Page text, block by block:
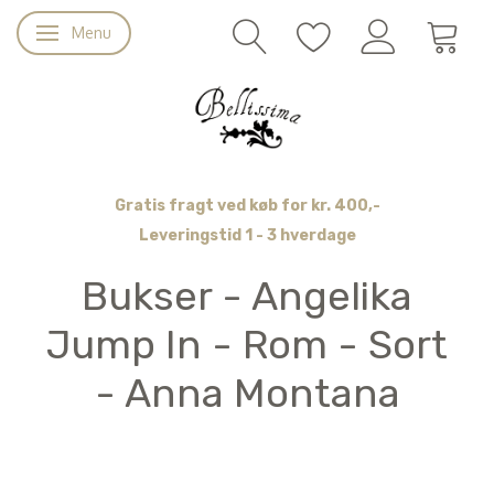
Skifte navigation
Menu
Gratis fragt ved køb for kr. 400,-
Leveringstid 1 - 3 hverdage
Bukser - Angelika
Jump In - Rom - Sort
- Anna Montana